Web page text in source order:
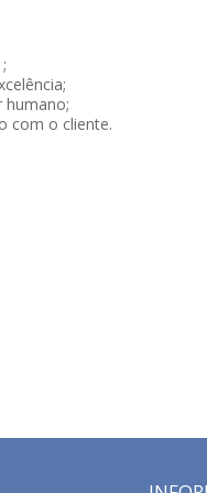
humano;
com o cliente.